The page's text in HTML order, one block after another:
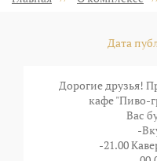
Дата
Дорогие друзья!
кафе "Пиво-
Вас
-
-21.00